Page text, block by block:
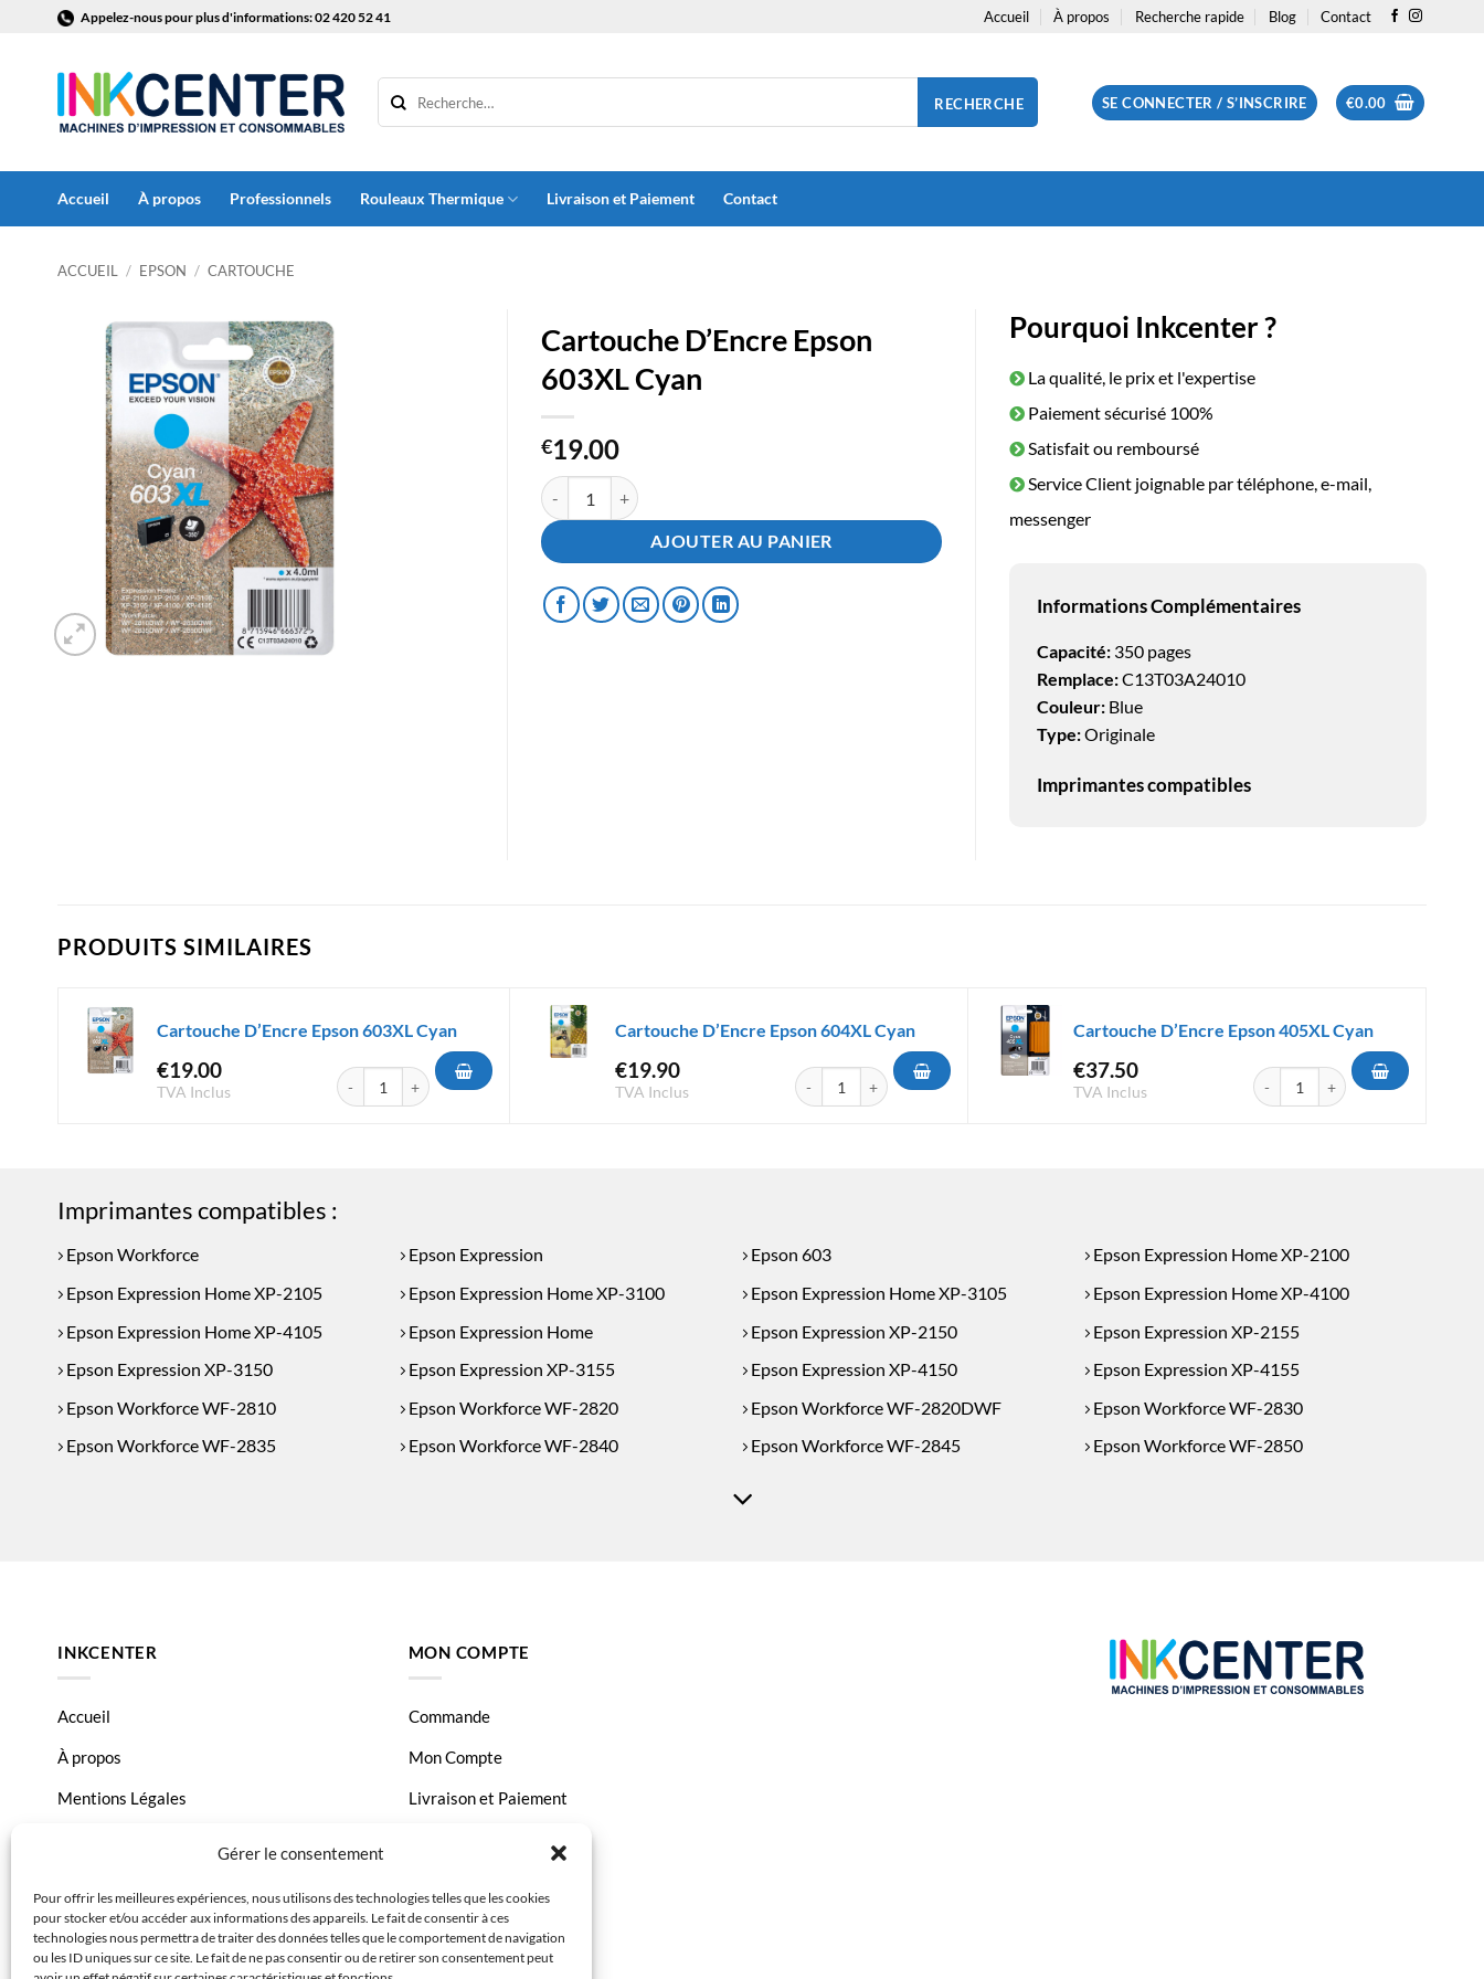
Gérer le consentement
Pour offrir les meilleures expériences, nous utilisons des technologies telles que les cookies
pour stocker et/ou accéder aux informations des appareils. Le fait de consentir à ces
technologies nous permettra de traiter des données telles que le comportement de navigation
ou les ID uniques sur ce site. Le fait de ne pas consentir ou de retirer son consentement peut
contenu
Appelez-nous pour plus d'informations: 02 420 52 41 Accueil À propos Recherche rapide Blog Contact
RECHERCHE SE CONNECTER / S’INSCRIRE €0.00
Accueil À propos Professionnels Rouleaux Thermique Livraison et Paiement Contact
ACCUEIL / EPSON / CARTOUCHE
Cartouche D’Encre Epson
603XL Cyan
€19.00
quantité de Cartouche D'Encre Epson 603XL Cyan
AJOUTER AU PANIER
Pourquoi Inkcenter ?
La qualité, le prix et l'expertise
Paiement sécurisé 100%
Satisfait ou remboursé
Service Client joignable par téléphone, e-mail,
messenger
Informations Complémentaires
Capacité:350 pages
Remplace:C13T03A24010
Couleur: Blue
Type:Originale
Imprimantes compatibles
PRODUITS SIMILAIRES
Cartouche D’Encre Epson 603XL Cyan
€19.00
TVA Inclus
quantité de Cartouche D'Encre Epson 603XL Cyan
Cartouche D’Encre Epson 604XL Cyan
€19.90
TVA Inclus
quantité de Cartouche D'Encre Epson 604XL Cyan
Cartouche D’Encre Epson 405XL Cyan
€37.50
TVA Inclus
quantité de Cartouche D'Encre
Imprimantes compatibles :
Epson Workforce Epson Expression Epson 603
Epson Expression Home XP-2100
Epson Expression Home XP-2105
Epson Expression Home XP-3100 Epson Expression Home XP-3105
Epson Expression Home XP-4100
Epson Expression Home XP-4105
Epson Expression Home Epson Expression XP-2150
Epson Expression XP-2155
Epson Expression XP-3150
Epson Expression XP-3155 Epson Expression XP-4150
Epson Expression XP-4155
Epson Workforce WF-2810
Epson Workforce WF-2820 Epson Workforce WF-2820DWF
Epson Workforce WF-2830
Epson Workforce WF-2835
Epson Workforce WF-2840 Epson Workforce WF-2845
Epson Workforce WF-2850
INKCENTER
Accueil
À propos
Mentions Légales
Politique de confidentialité
MON COMPTE
Commande
Mon Compte
Livraison et Paiement